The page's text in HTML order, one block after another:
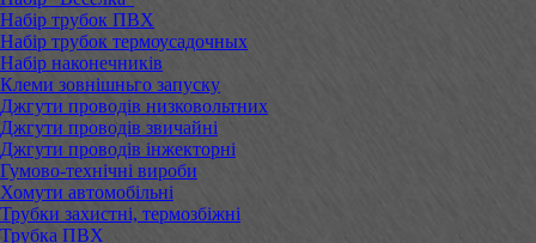
Набір трубок ПВХ
Набір трубок термоусадочных
Набір наконечників
Клеми зовнішньго запуску
Джгути проводів низковольтних
Джгути проводів звичайні
Джгути проводів інжекторні
Гумово-технічні вироби
Хомути автомобільні
Трубки захистні, термозбіжні
Трубка ПВХ